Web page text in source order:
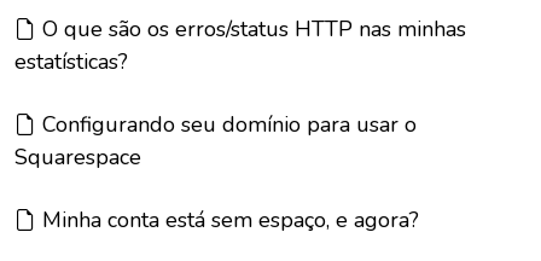
Artigo:
O que são os erros/status HTTP nas minhas
estatísticas?
Artigo:
Configurando seu domínio para usar o
Squarespace
Artigo:
Minha conta está sem espaço, e agora?